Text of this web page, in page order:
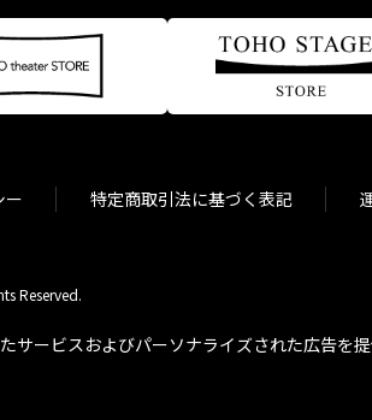
ー 特定商取引法に基づく表記
Reserved.
ービスおよびパーソナライズされた広告を